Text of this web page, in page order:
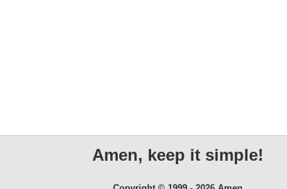
Amen, keep it simple!